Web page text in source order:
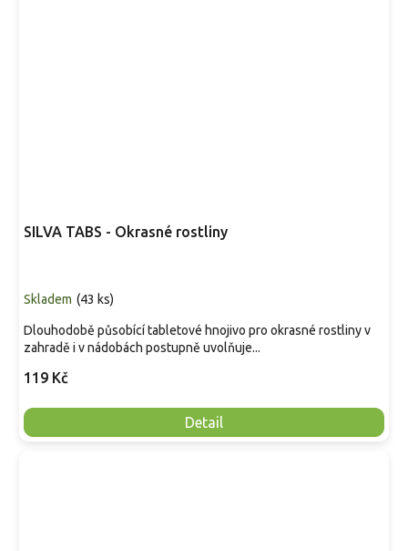
SILVA TABS - Okrasné rostliny
Skladem (43 ks)
119 Kč
Detail
Dlouhodobě působící tabletové hnojivo pro okrasné rostliny v
zahradě i v nádobách postupně uvolňuje...